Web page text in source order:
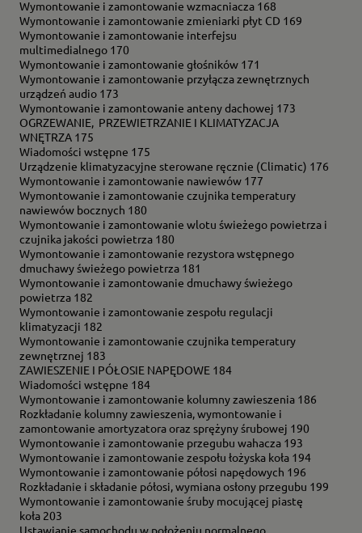
Wymontowanie i zamontowanie wzmacniacza 168
Wymontowanie i zamontowanie zmieniarki płyt CD 169
Wymontowanie i zamontowanie interfejsu
multimedialnego 170
Wymontowanie i zamontowanie głośników 171
Wymontowanie i zamontowanie przyłącza zewnętrznych
urządzeń audio 173
Wymontowanie i zamontowanie anteny dachowej 173
OGRZEWANIE, PRZEWIETRZANIE I KLIMATYZACJA
WNĘTRZA 175
Wiadomości wstępne 175
Urządzenie klimatyzacyjne sterowane ręcznie (Climatic) 176
Wymontowanie i zamontowanie nawiewów 177
Wymontowanie i zamontowanie czujnika temperatury
nawiewów bocznych 180
Wymontowanie i zamontowanie wlotu świeżego powietrza i
czujnika jakości powietrza 180
Wymontowanie i zamontowanie rezystora wstępnego
dmuchawy świeżego powietrza 181
Wymontowanie i zamontowanie dmuchawy świeżego
powietrza 182
Wymontowanie i zamontowanie zespołu regulacji
klimatyzacji 182
Wymontowanie i zamontowanie czujnika temperatury
zewnętrznej 183
ZAWIESZENIE I PÓŁOSIE NAPĘDOWE 184
Wiadomości wstępne 184
Wymontowanie i zamontowanie kolumny zawieszenia 186
Rozkładanie kolumny zawieszenia, wymontowanie i
zamontowanie amortyzatora oraz sprężyny śrubowej 190
Wymontowanie i zamontowanie przegubu wahacza 193
Wymontowanie i zamontowanie zespołu łożyska koła 194
Wymontowanie i zamontowanie półosi napędowych 196
Rozkładanie i składanie półosi, wymiana osłony przegubu 199
Wymontowanie i zamontowanie śruby mocującej piastę
koła 203
Ustawianie samochodu w położeniu normalnego